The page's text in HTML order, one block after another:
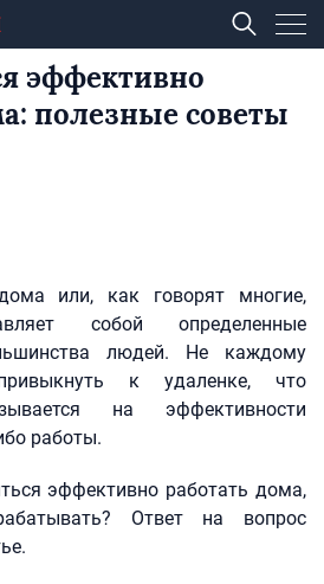
эффективно
полезные советы
или, как говорят многие,
собой определенные
людей. Не каждому
к удаленке, что
на эффективности
работы.
эффективно работать дома,
Ответ на вопрос